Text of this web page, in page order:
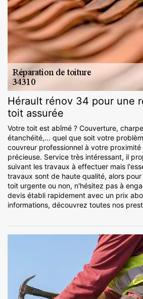
Hérault rénov 34 pour une
toit assurée
Votre toit est abîmé ? Couverture,
étanchéité,... quel que soit votre
couvreur professionnel à votre
précieuse. Service très intéressant, il
suivant les travaux à effectuer mais
travaux sont de haute qualité, alors
toit urgente ou non, n'hésitez pas à
devis établi rapidement avec un prix
informations, découvrez toutes nos